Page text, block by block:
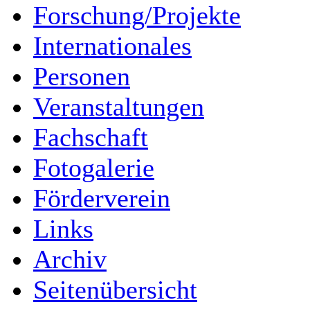
Forschung/Projekte
Internationales
Personen
Veranstaltungen
Fachschaft
Fotogalerie
Förderverein
Links
Archiv
Seitenübersicht